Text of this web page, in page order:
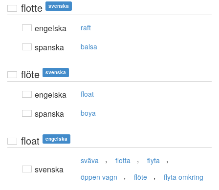
flotte svenska
engelska raft
spanska balsa
flöte svenska
engelska float
spanska boya
float engelska
svenska
sväva , flotta , flyta ,
öppen vagn , flöte , flyta omkring